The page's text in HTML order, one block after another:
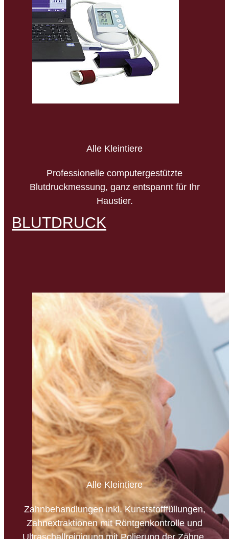
Alle Kleintiere
Professionelle computergestützte
Blutdruckmessung, ganz entspannt für Ihr
Haustier.
BLUTDRUCK
Alle Kleintiere
Zahnbehandlungen inkl. Kunststofffüllungen,
Zahnextraktionen mit Röntgenkontrolle und
Ultraschallreinigung mit Polierung der Zähne.